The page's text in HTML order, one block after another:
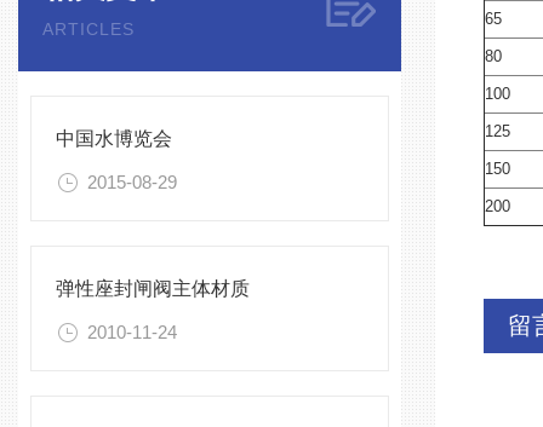
ARTICLES
中国水博览会
2015-08-29
弹性座封闸阀主体材质
2010-11-24
65
80
100
125
150
200
留